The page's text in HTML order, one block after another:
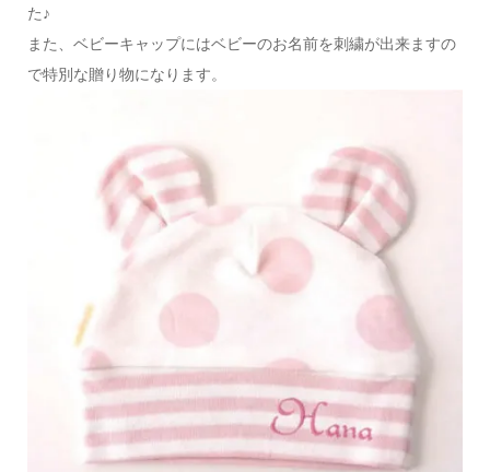
た♪
また、ベビーキャップにはベビーのお名前を刺繍が出来ますの
で特別な贈り物になります。